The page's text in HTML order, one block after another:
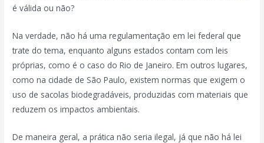
é válida ou não?
Na verdade, não há uma regulamentação em lei federal que
trate do tema, enquanto alguns estados contam com leis
próprias, como é o caso do Rio de Janeiro. Em outros lugares,
como na cidade de São Paulo, existem normas que exigem o
uso de sacolas biodegradáveis, produzidas com materiais que
reduzem os impactos ambientais.
De maneira geral, a prática não seria ilegal, já que não há lei